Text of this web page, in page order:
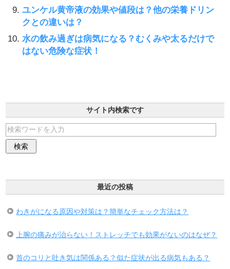
ユンケル黄帝液の効果や値段は？他の栄養ドリン
クとの違いは？
水の飲み過ぎは病気になる？むくみや太るだけで
はない危険な症状！
サイト内検索です
最近の投稿
わきがになる原因や対策は？簡単なチェック方法は？
上腕の痛みが治らない！ストレッチでも効果がないのはなぜ？
首のコリと吐き気は関係ある？似た症状が出る病気もある？